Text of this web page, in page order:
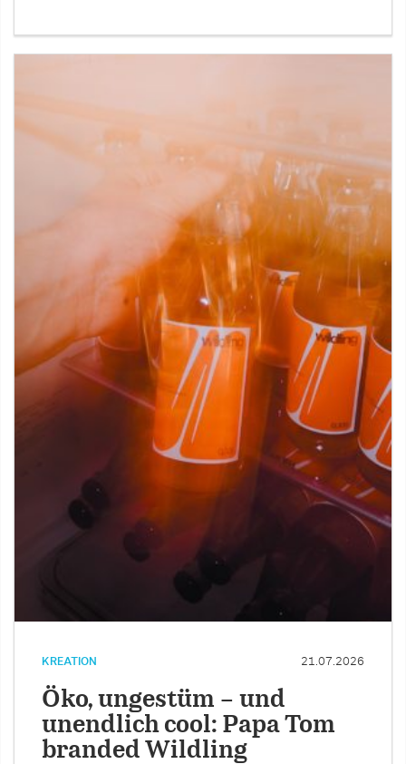
KREATION 21.07.2026
Öko, ungestüm – und
unendlich cool: Papa Tom
branded Wildling